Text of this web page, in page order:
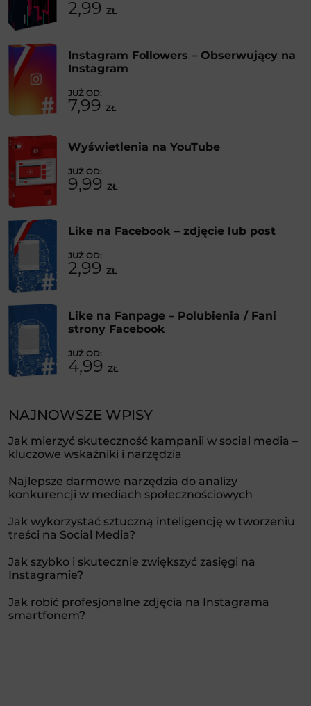
2,99 ZŁ
Instagram Followers – Obserwujący na
Instagram
7,99 ZŁ
Wyświetlenia na YouTube
9,99 ZŁ
Like na Facebook – zdjęcie lub post
2,99 ZŁ
Like na Fanpage – Polubienia / Fani
strony Facebook
4,99 ZŁ
NAJNOWSZE WPISY
Jak mierzyć skuteczność kampanii w social media –
kluczowe wskaźniki i narzędzia
Najlepsze darmowe narzędzia do analizy
konkurencji w mediach społecznościowych
Jak wykorzystać sztuczną inteligencję w tworzeniu
treści na Social Media?
Jak szybko i skutecznie zwiększyć zasięgi na
Instagramie?
Jak robić profesjonalne zdjęcia na Instagrama
smartfonem?